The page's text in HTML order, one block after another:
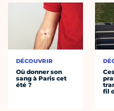
DÉCOUVRIR
Où donner son
sang à Paris cet
été ?
fil